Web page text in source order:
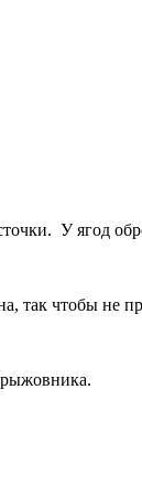
У ягод
так чтобы не